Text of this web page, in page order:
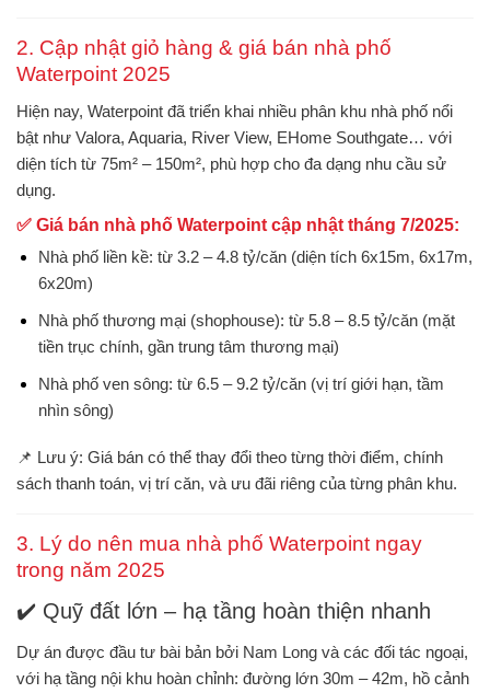
2. Cập nhật giỏ hàng & giá bán nhà phố
Waterpoint 2025
Hiện nay, Waterpoint đã triển khai nhiều phân khu nhà phố nổi
bật như Valora, Aquaria, River View, EHome Southgate… với
diện tích từ 75m² – 150m², phù hợp cho đa dạng nhu cầu sử
dụng.
✅ Giá bán nhà phố Waterpoint cập nhật tháng 7/2025:
Nhà phố liền kề: từ 3.2 – 4.8 tỷ/căn(diện tích 6x15m, 6x17m,
6x20m)
Nhà phố thương mại (shophouse): từ 5.8 – 8.5 tỷ/căn(mặt
tiền trục chính, gần trung tâm thương mại)
Nhà phố ven sông: từ 6.5 – 9.2 tỷ/căn(vị trí giới hạn, tầm
nhìn sông)
📌 Lưu ý: Giá bán có thể thay đổi theo từng thời điểm, chính
sách thanh toán, vị trí căn, và ưu đãi riêng của từng phân khu.
3. Lý do nên mua nhà phố Waterpoint ngay
trong năm 2025
✔️ Quỹ đất lớn – hạ tầng hoàn thiện nhanh
Dự án được đầu tư bài bản bởi Nam Long và các đối tác ngoại,
với hạ tầng nội khu hoàn chỉnh: đường lớn 30m – 42m, hồ cảnh